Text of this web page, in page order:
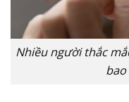
Nhiều người thắc